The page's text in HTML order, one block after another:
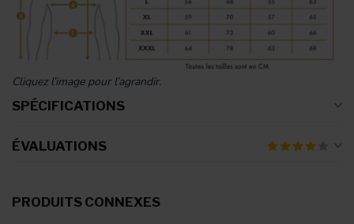
Cliquez l’image pour l’agrandir.
SPÉCIFICATIONS
ÉVALUATIONS
PRODUITS CONNEXES